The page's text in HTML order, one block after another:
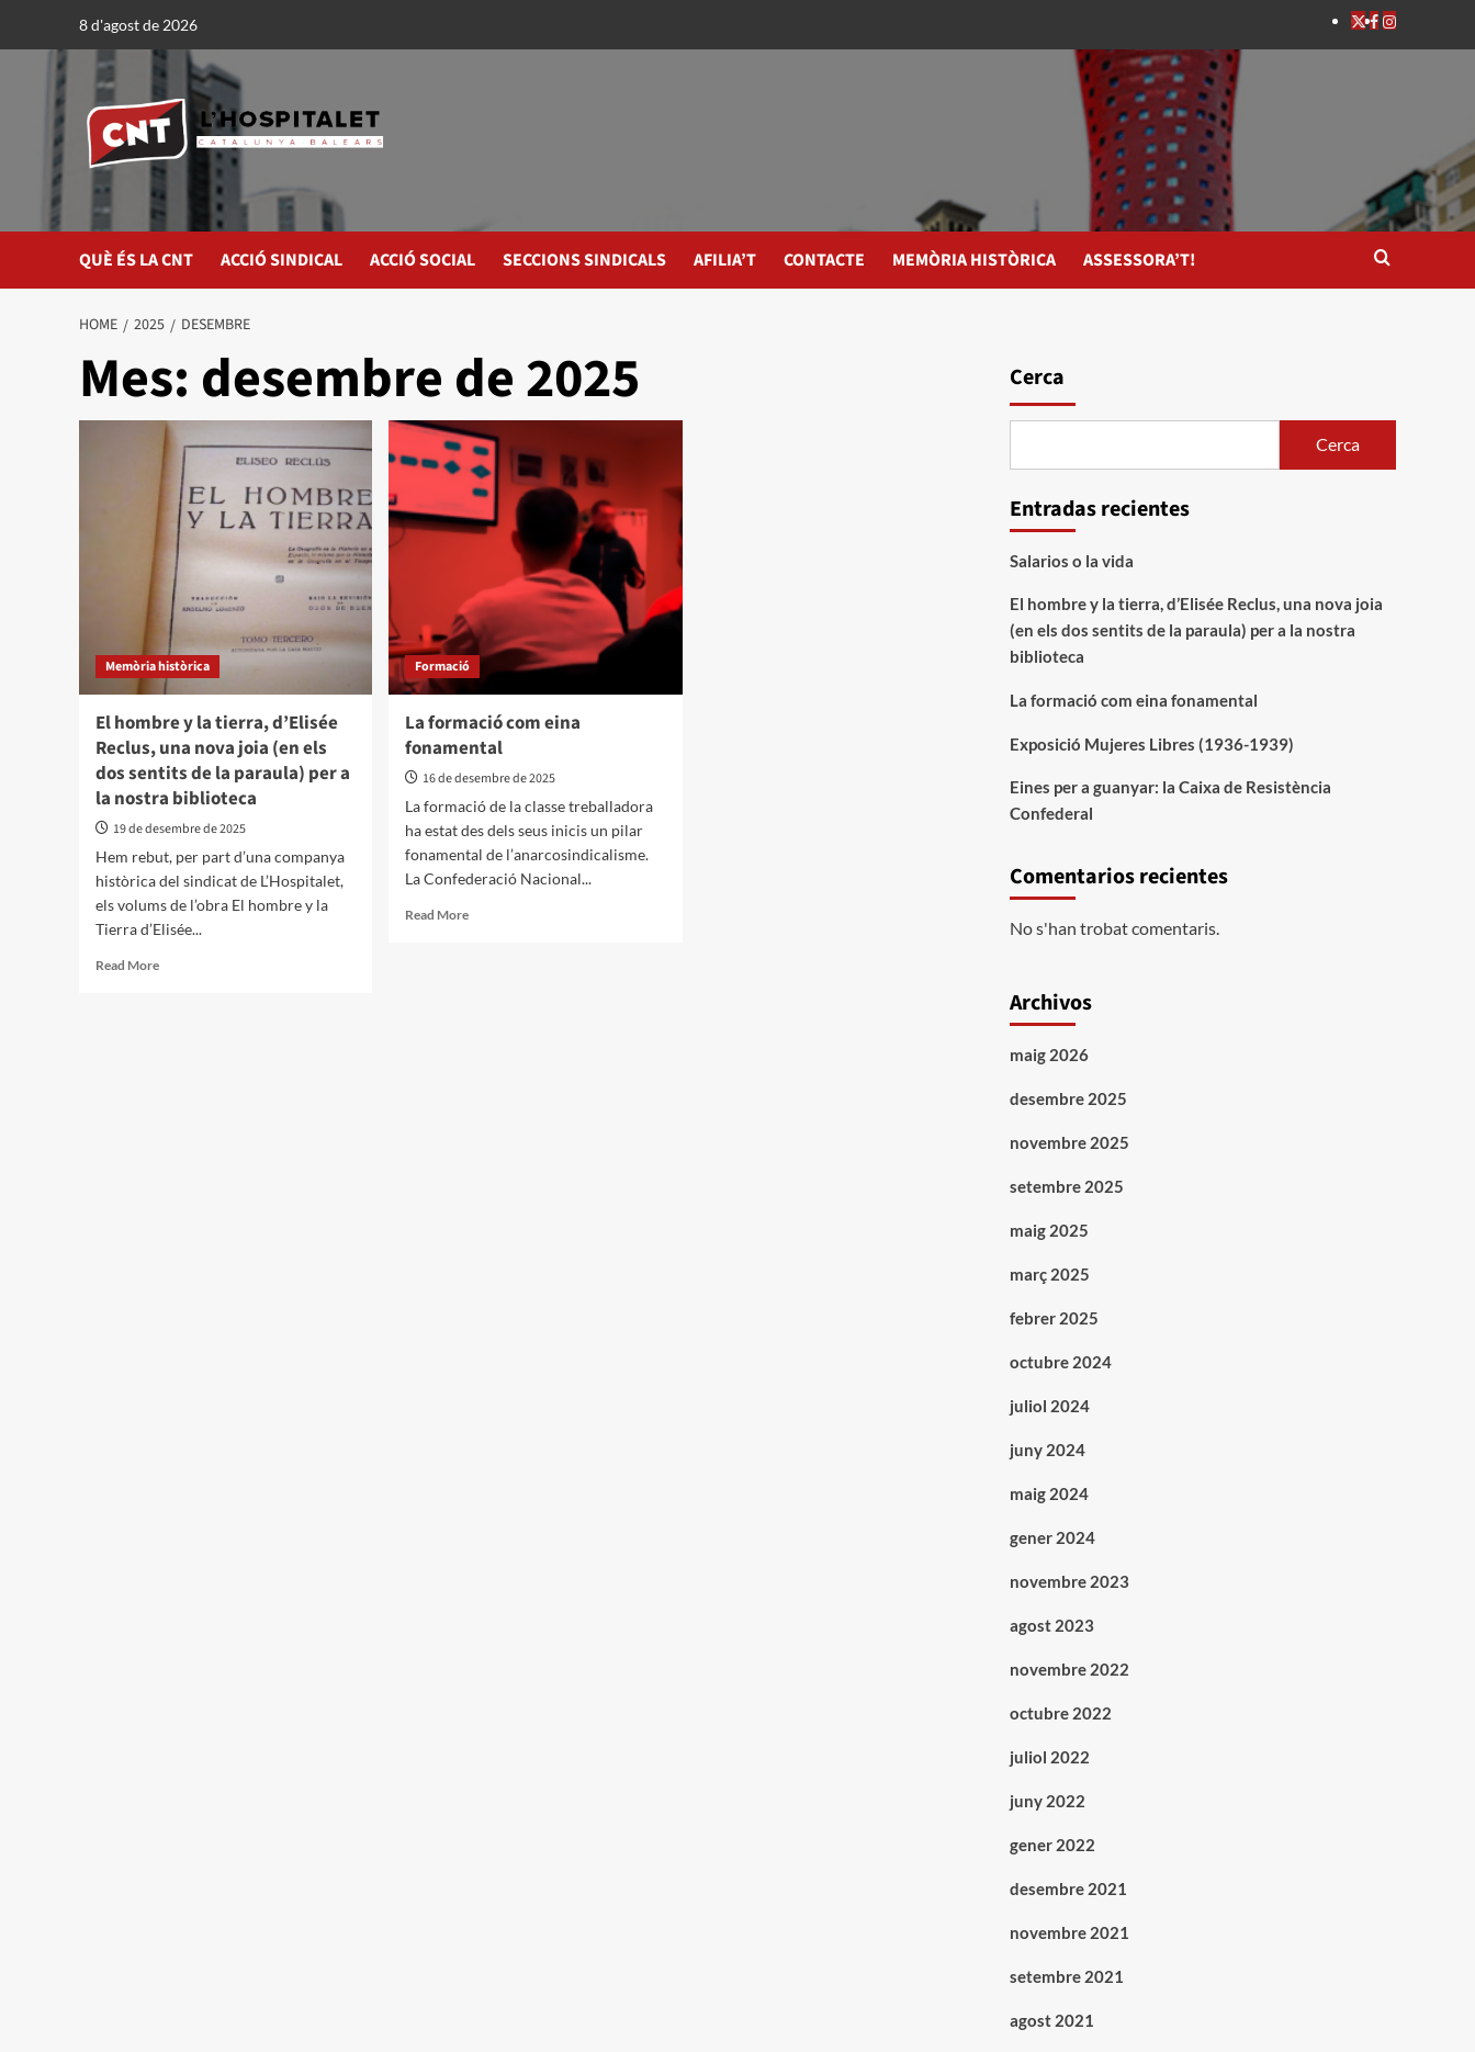
8 d'agost de 2026
QUÈ ÉS LA CNT ACCIÓ SINDICAL ACCIÓ SOCIAL SECCIONS SINDICALS AFILIA’T CONTACTE MEMÒRIA HISTÒRICA ASSESSORA’T!
HOME 2025 DESEMBRE
Mes: desembre de 2025
Memòria històrica
El hombre y la tierra, d’Elisée
Reclus, una nova joia (en els
dos sentits de la paraula) per a
la nostra biblioteca
19 de desembre de 2025
Hem rebut, per part d’una companya
històrica del sindicat de L’Hospitalet,
els volums de l’obra El hombre y la
Tierra d’Elisée...
Read More
Formació
La formació com eina
fonamental
16 de desembre de 2025
La formació de la classe treballadora
ha estat des dels seus inicis un pilar
fonamental de l’anarcosindicalisme.
La Confederació Nacional...
Read More
Cerca
Cerca
Entradas recientes
Salarios o la vida
El hombre y la tierra, d’Elisée Reclus, una nova joia
(en els dos sentits de la paraula) per a la nostra
biblioteca
La formació com eina fonamental
Exposició Mujeres Libres (1936-1939)
Eines per a guanyar: la Caixa de Resistència
Confederal
Comentarios recientes
No s'han trobat comentaris.
Archivos
maig 2026
desembre 2025
novembre 2025
setembre 2025
maig 2025
març 2025
febrer 2025
octubre 2024
juliol 2024
juny 2024
maig 2024
gener 2024
novembre 2023
agost 2023
novembre 2022
octubre 2022
juliol 2022
juny 2022
gener 2022
desembre 2021
novembre 2021
setembre 2021
agost 2021